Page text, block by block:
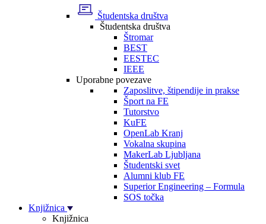
Študentska društva
Študentska društva
Štromar
BEST
EESTEC
IEEE
Uporabne povezave
Zaposlitve, štipendije in prakse
Šport na FE
Tutorstvo
KuFE
OpenLab Kranj
Vokalna skupina
MakerLab Ljubljana
Študentski svet
Alumni klub FE
Superior Engineering – Formula
SOS točka
Knjižnica
Knjižnica